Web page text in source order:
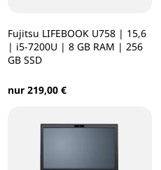
Fujitsu LIFEBOOK U758 | 15,6
| i5-7200U | 8 GB RAM | 256
GB SSD
nur 219,00 €